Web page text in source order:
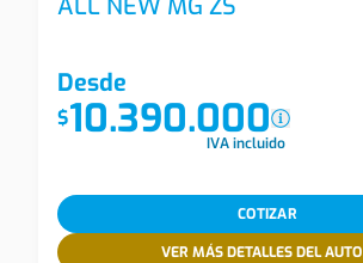
Desde
$10.390.000
IVA incluido
COTIZAR
VER MÁS DETALLES DEL AUTO